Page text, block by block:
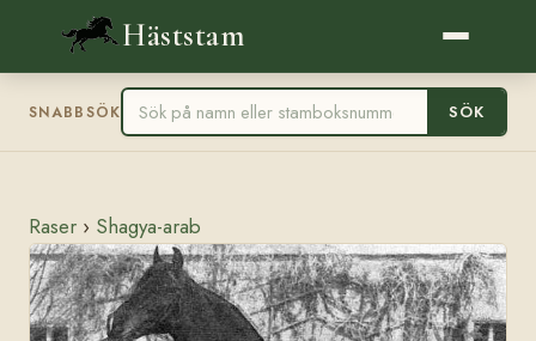
Häststam
SNABBSÖK SÖK
Raser › Shagya-arab